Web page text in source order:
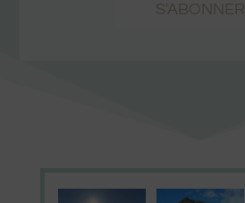
S'ABONNER